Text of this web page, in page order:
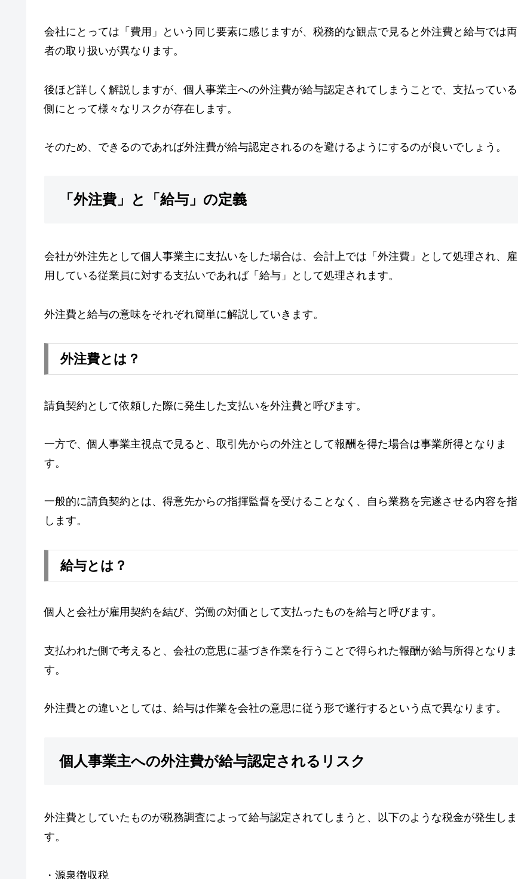
会社にとっては「費用」という同じ要素に感じますが、税務的な観点で見ると外注費と給与では両
者の取り扱いが異なります。
後ほど詳しく解説しますが、個人事業主への外注費が給与認定されてしまうことで、支払っている
側にとって様々なリスクが存在します。
そのため、できるのであれば外注費が給与認定されるのを避けるようにするのが良いでしょう。
「外注費」と「給与」の定義
会社が外注先として個人事業主に支払いをした場合は、会計上では「外注費」として処理され、雇
用している従業員に対する支払いであれば「給与」として処理されます。
外注費と給与の意味をそれぞれ簡単に解説していきます。
外注費とは？
請負契約として依頼した際に発生した支払いを外注費と呼びます。
一方で、個人事業主視点で見ると、取引先からの外注として報酬を得た場合は事業所得となりま
す。
一般的に請負契約とは、得意先からの指揮監督を受けることなく、自ら業務を完遂させる内容を指
します。
給与とは？
個人と会社が雇用契約を結び、労働の対価として支払ったものを給与と呼びます。
支払われた側で考えると、会社の意思に基づき作業を行うことで得られた報酬が給与所得となりま
す。
外注費との違いとしては、給与は作業を会社の意思に従う形で遂行するという点で異なります。
個人事業主への外注費が給与認定されるリスク
外注費としていたものが税務調査によって給与認定されてしまうと、以下のような税金が発生しま
す。
・源泉徴収税